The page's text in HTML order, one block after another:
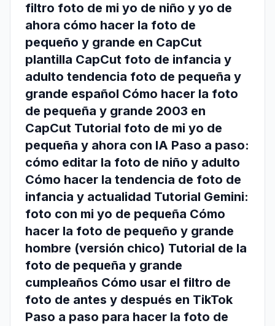
filtro foto de mi yo de niño y yo de
ahora cómo hacer la foto de
pequeño y grande en CapCut
plantilla CapCut foto de infancia y
adulto tendencia foto de pequeña y
grande español Cómo hacer la foto
de pequeña y grande 2003 en
CapCut Tutorial foto de mi yo de
pequeña y ahora con IA Paso a paso:
cómo editar la foto de niño y adulto
Cómo hacer la tendencia de foto de
infancia y actualidad Tutorial Gemini:
foto con mi yo de pequeña Cómo
hacer la foto de pequeño y grande
hombre (versión chico) Tutorial de la
foto de pequeña y grande
cumpleaños Cómo usar el filtro de
foto de antes y después en TikTok
Paso a paso para hacer la foto de